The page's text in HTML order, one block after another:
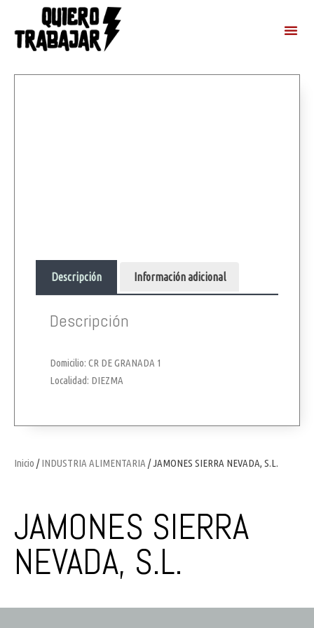
Inicio /INDUSTRIA ALIMENTARIA / JAMONES SIERRA NEVADA, S.L.
JAMONES SIERRA
NEVADA, S.L.
Descripción Información adicional
Descripción
Domicilio: CR DE GRANADA 1
Localidad: DIEZMA